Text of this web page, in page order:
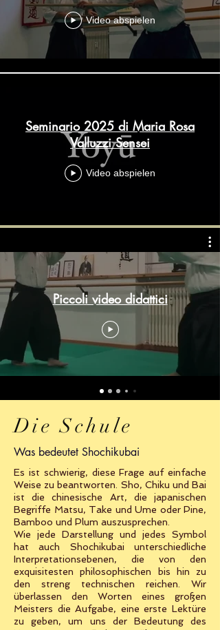
Video abspielen
Seminario 2025 di Maria Rosa
Valluzzi Sensei
Video abspielen
Piccoli video didattici
Die Schule
Was bedeutet Shochikubai
Es ist schwierig, diese Frage auf einfache
Weise zu beantworten. Sho, Chiku und Bai
ist die chinesische Art, die japanischen
Begriffe Matsu, Take und Ume oder Pine,
Bamboo und Plum auszusprechen.
Wie jede Darstellung und jedes Symbol
hat auch Shochikubai unterschiedliche
Interpretationsebenen, die von den
exquisitesten philosophischen bis hin zu
den streng technischen reichen. Wir
überlassen den Worten eines großen
Meisters die Aufgabe, eine erste Lektüre
zu geben, um uns der Bedeutung des